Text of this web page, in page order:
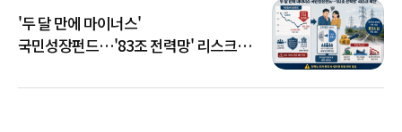
'두 달 만에 마이너스'
국민성장펀드…'83조 전력망' 리스크